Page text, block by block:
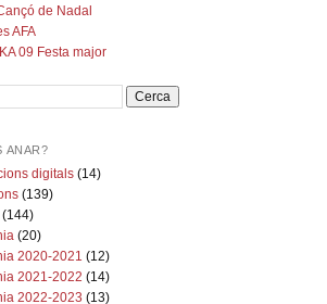
de Nadal
AFA
09 Festa major
ANAR?
digitals (14)
(139)
(144)
(20)
2020-2021 (12)
2021-2022 (14)
2022-2023 (13)